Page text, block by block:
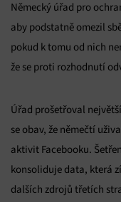
Německý úřad pro
aby podstatně omezil
pokud k tomu od nich
že se proti rozhodnutí
Úřad prošetřoval
se obav, že němečtí
aktivit Facebooku.
konsoliduje data, která
dalších zdrojů třetích